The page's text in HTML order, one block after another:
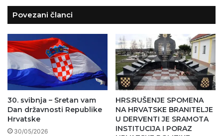
Povezani članci
30. svibnja – Sretan vam
Dan državnosti Republike
Hrvatske
30/05/2026
HRS:RUŠENJE SPOMENA
NA HRVATSKE BRANITELJE
U DERVENTI JE SRAMOTA
INSTITUCIJA I PORAZ